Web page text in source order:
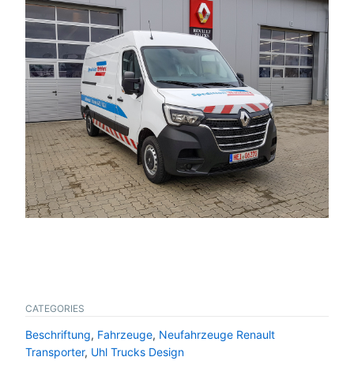
CATEGORIES
Beschriftung, Fahrzeuge, Neufahrzeuge Renault
Transporter, Uhl Trucks Design